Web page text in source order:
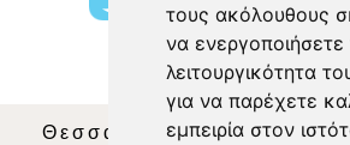
τους ακόλουθους
να ενεργοποιήσετε
λειτουργικότητα
για να παρέχετε
εμπειρία στον
Θεσσαλία Τηλεόραση|